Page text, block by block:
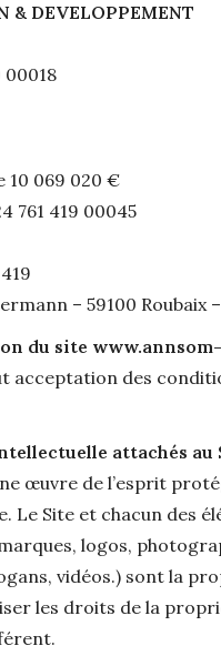
& DEVELOPPEMENT
00018
10 069 020 €
761 419 00045
– 59100 Roubaix
du site
acceptation des
attachés au
œuvre de l’esprit
Le Site et chacun des
logos,
vidéos.) sont la
les droits de la